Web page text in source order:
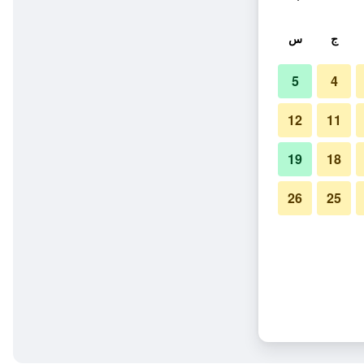
ج س
4
5
11
12
18
19
25
26